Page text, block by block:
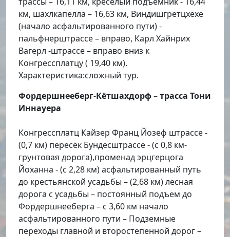
км, шахлкапелла – 16,63 км, Виндишгретцхёхе
(начало асфальтированного пути) -
пальфнерштрассе – вправо, Карл Хайнрих
Вагерл -штрассе – вправо вниз к
Конгрессплатцу ( 19,40 км).
Характеристика:сложный тур.
Фордершнееберг-Кётшахдорф – трасса Тони
Иннауера
Конгрессплатц Кайзер Франц Йозеф штрассе -
(0,7 км) пересёк Бундесштрассе - (с 0,8 км-
грунтовая дорога),променад эрцгерцога
Йоханна - (с 2,28 км) асфальтированный путь
до крестьянской усадьбы – (2,68 км) лесная
дорога с усадьбы – постоянный подъем до
Фордершнееберга – с 3,60 км начало
асфальтированного пути – Подземные
переходы главной и второстепенной дорог –